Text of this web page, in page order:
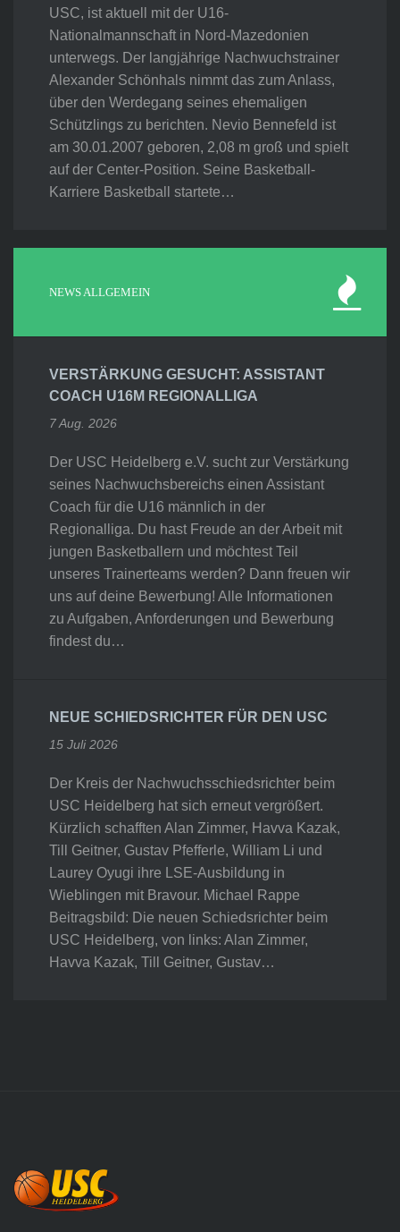
USC, ist aktuell mit der U16-
Nationalmannschaft in Nord-Mazedonien
unterwegs. Der langjährige Nachwuchstrainer
Alexander Schönhals nimmt das zum Anlass,
über den Werdegang seines ehemaligen
Schützlings zu berichten. Nevio Bennefeld ist
am 30.01.2007 geboren, 2,08 m groß und spielt
auf der Center-Position. Seine Basketball-
Karriere Basketball startete…
NEWS ALLGEMEIN
VERSTÄRKUNG GESUCHT: ASSISTANT
COACH U16M REGIONALLIGA
7 Aug. 2026
Der USC Heidelberg e.V. sucht zur Verstärkung
seines Nachwuchsbereichs einen Assistant
Coach für die U16 männlich in der
Regionalliga. Du hast Freude an der Arbeit mit
jungen Basketballern und möchtest Teil
unseres Trainerteams werden? Dann freuen wir
uns auf deine Bewerbung! Alle Informationen
zu Aufgaben, Anforderungen und Bewerbung
findest du…
NEUE SCHIEDSRICHTER FÜR DEN USC
15 Juli 2026
Der Kreis der Nachwuchsschiedsrichter beim
USC Heidelberg hat sich erneut vergrößert.
Kürzlich schafften Alan Zimmer, Havva Kazak,
Till Geitner, Gustav Pfefferle, William Li und
Laurey Oyugi ihre LSE-Ausbildung in
Wieblingen mit Bravour. Michael Rappe
Beitragsbild: Die neuen Schiedsrichter beim
USC Heidelberg, von links: Alan Zimmer,
Havva Kazak, Till Geitner, Gustav…